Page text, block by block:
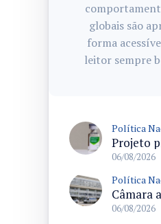
globais são
forma
leitor sempre
Política
06/08/2026
Política
06/08/2026